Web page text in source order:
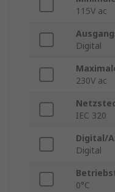
115V ac
Digital
230V ac
IEC 320
Digital/
Digital
0°C